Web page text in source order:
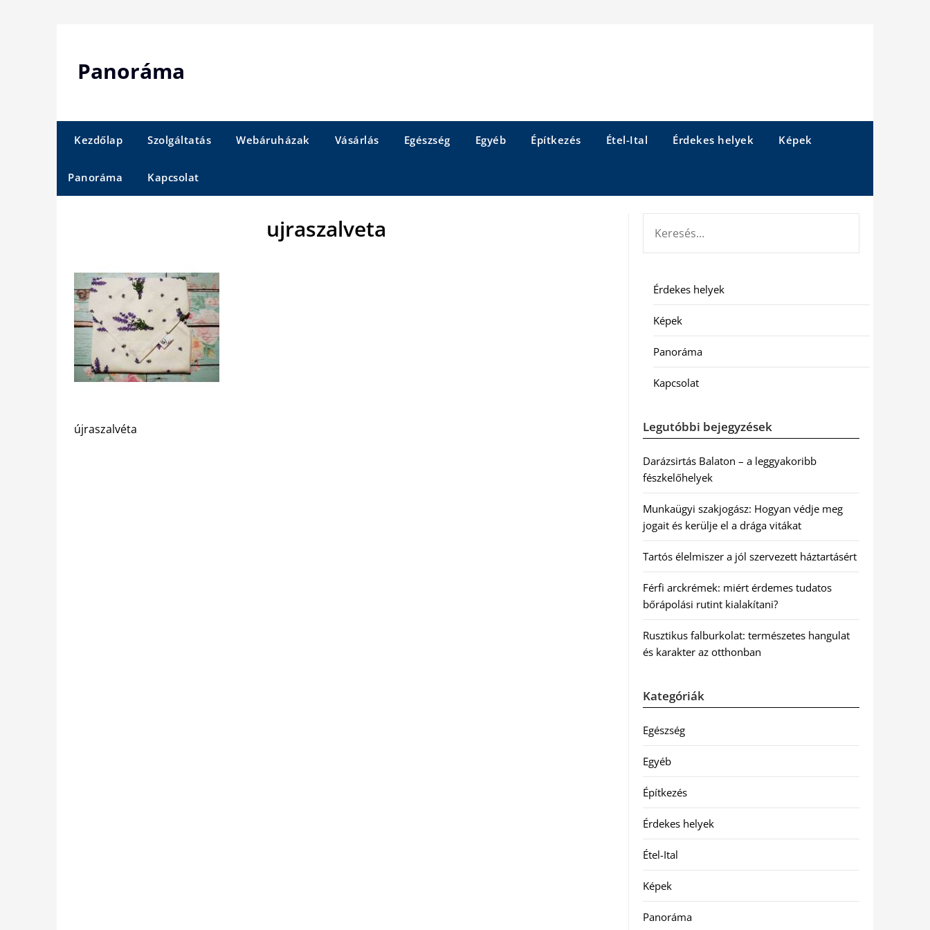
Panoráma
Kezdőlap Szolgáltatás Webáruházak Vásárlás Egészség Egyéb Építkezés Étel-Ital Érdekes helyek Képek
Panoráma Kapcsolat
ujraszalveta
újraszalvéta
Érdekes helyek
Képek
Panoráma
Kapcsolat
Legutóbbi bejegyzések
Darázsirtás Balaton – a leggyakoribb
fészkelőhelyek
Munkaügyi szakjogász: Hogyan védje meg
jogait és kerülje el a drága vitákat
Tartós élelmiszer a jól szervezett háztartásért
Férfi arckrémek: miért érdemes tudatos
bőrápolási rutint kialakítani?
Rusztikus falburkolat: természetes hangulat
és karakter az otthonban
Kategóriák
Egészség
Egyéb
Építkezés
Érdekes helyek
Étel-Ital
Képek
Panoráma